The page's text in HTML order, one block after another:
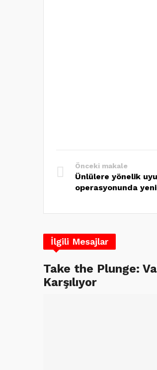
Önceki makale
Ünlülere yönelik
operasyonunda
İlgili Mesajlar
Take the Plunge:
Karşılıyor